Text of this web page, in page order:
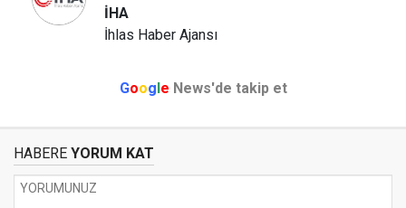
İHA
İhlas Haber Ajansı
Goog e News'de takip et
HABERE YORUM KAT